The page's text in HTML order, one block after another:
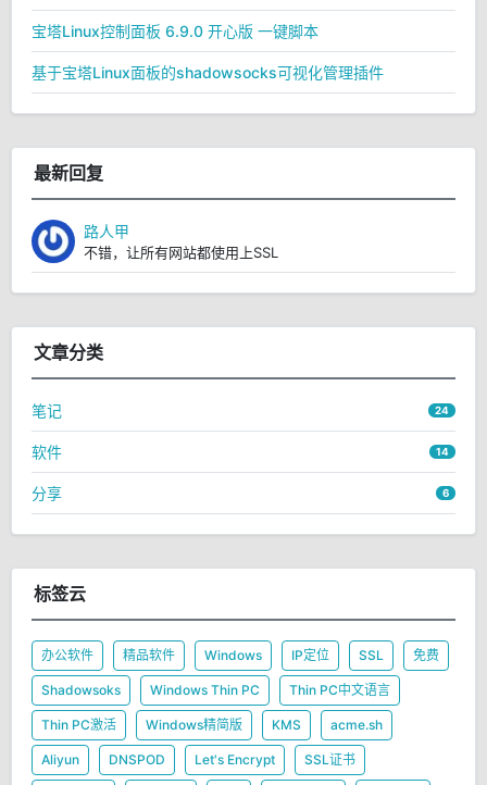
宝塔Linux控制面板 6.9.0 开心版 一键脚本
基于宝塔Linux面板的shadowsocks可视化管理插件
最新回复
路人甲
不错，让所有网站都使用上SSL
文章分类
笔记 24
软件 14
分享 6
标签云
办公软件 精品软件 Windows IP定位 SSL 免费
Shadowsoks Windows Thin PC Thin PC中文语言
Thin PC激活 Windows精简版 KMS acme.sh
Aliyun DNSPOD Let's Encrypt SSL证书